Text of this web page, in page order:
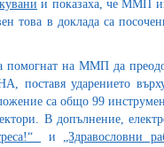
и показаха, че ММП
това в доклада са
на ММП да
поставя ударението
са общо 99
В допълнение,
и „Здравословни